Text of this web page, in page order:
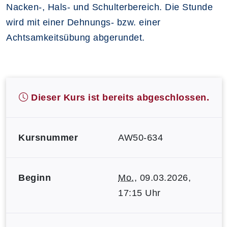
Nacken-, Hals- und Schulterbereich. Die Stunde
wird mit einer Dehnungs- bzw. einer
Achtsamkeitsübung abgerundet.
Dieser Kurs ist bereits abgeschlossen.
Kursnummer AW50-634
Beginn Mo., 09.03.2026,
17:15 Uhr